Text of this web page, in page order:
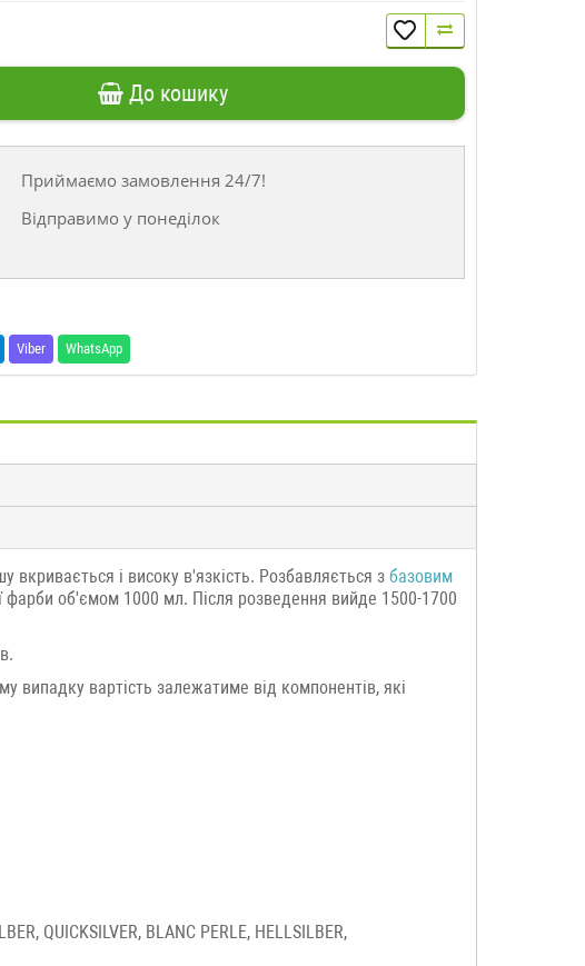
До кошику
Приймаємо замовлення 24/7!
Відправимо у понеділок
Viber WhatsApp
і високу в'язкість. Розбавляється з базовим
фарби об'ємом 1000 мл. Після розведення вийде 1500-1700
випадку вартість залежатиме від компонентів, які
QUICKSILVER, BLANC PERLE, HELLSILBER,